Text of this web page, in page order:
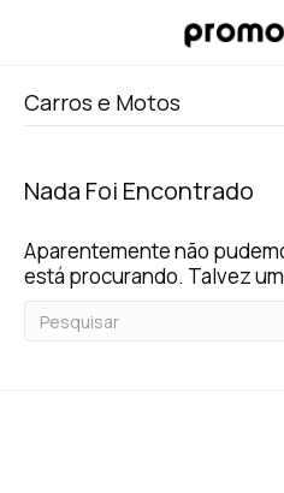
Carros e Motos
Nada Foi Encontrado
Aparentemente não
está procurando. Talvez